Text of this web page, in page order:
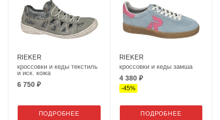
RIEKER
кроссовки и кеды текстиль
и иск. кожа
6 750 ₽
ПОДРОБНЕЕ
RIEKER
кроссовки и кеды замша
4 380 ₽
-45%
ПОДРОБНЕЕ